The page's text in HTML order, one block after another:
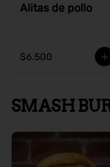
Alitas de pollo
$6.500
SMASH